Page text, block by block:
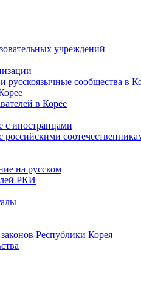
учреждений
русскоязычные сообщества в
в Корее
с иностранцами
российскими
на русском
РКИ
Республики Корея